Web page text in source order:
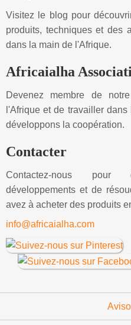
Visitez le blog pour
produits, techniques et des
dans la main de l'Afrique.
Africaialha
Devenez membre de
l'Afrique et de travailler
développons la coopération.
Contacter
Contactez-nous pour
développements et de
avez à acheter des produits
info@africaialha.com